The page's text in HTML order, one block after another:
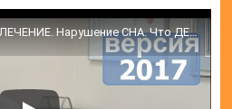
БЕССОННИЦА, причины и ЛЕЧЕНИЕ. Нарушение СНА. Что ДЕЛАТЬ, если трудно заснуть.